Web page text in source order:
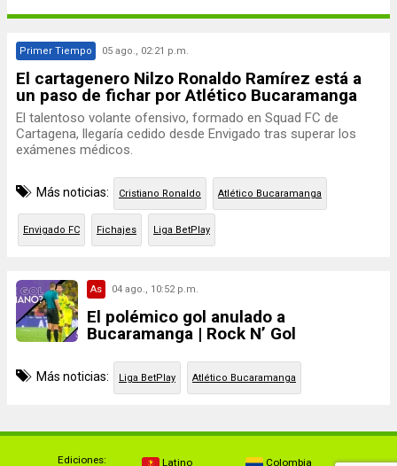
Primer Tiempo 05 ago., 02:21 p.m.
El cartagenero Nilzo Ronaldo Ramírez está a
un paso de fichar por Atlético Bucaramanga
El talentoso volante ofensivo, formado en Squad FC de
Cartagena, llegaría cedido desde Envigado tras superar los
exámenes médicos.
Más noticias: Cristiano Ronaldo Atlético Bucaramanga
Envigado FC Fichajes Liga BetPlay
As 04 ago., 10:52 p.m.
El polémico gol anulado a
Bucaramanga | Rock N’ Gol
Más noticias: Liga BetPlay Atlético Bucaramanga
Ediciones: Latino Colombia